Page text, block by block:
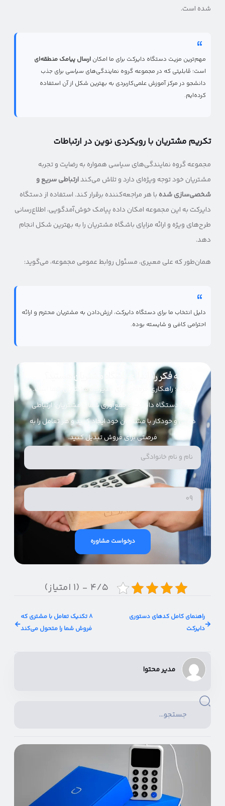
شده است.
مهم‌ترین مزیت دستگاه دایرکت برای ما امکانارسال پیامک منطقه‌ای
است؛ قابلیتی که در مجموعه گروه نمایندگی‌های سیاسی برای جذب
دانشجو در مرکز آموزش علمی‌کاربردی به بهترین شکل از آن استفاده
کرده‌ایم.
تکریم مشتریان با رویکردی نوین در ارتباطات
مجموعه گروه نمایندگی‌های سیاسی همواره به رضایت و تجربه
مشتریان خود توجه ویژه‌ای دارد و تلاش می‌کندارتباطی سریع و
شخصی‌سازی شدهبا هر مراجعه‌کننده برقرار کند. استفاده از دستگاه
دایرکت به این مجموعه امکان داده پیامک خوش‌آمدگویی، اطلاع‌رسانی
طرح‌های ویژه و ارائه مزایای باشگاه مشتریان را به بهترین شکل انجام
دهد.
همان‌طور که علی معیری، مسئول روابط عمومی مجموعه، می‌گوید:
دلیل انتخاب ما برای دستگاه دایرکت، ارزش‌دادن به مشتریان محترم و ارائه
احترامی کافی و شایسته بوده.
به فکر راه‌اندازی باشگاه مشتریان هستید؟
دایرکت؛ راهکاری حرفه‌ای برای مدیریت مشتریان شما است. با
خرید دستگاه دایرکت و جمع‌آوری شماره مشتریان؛ ارتباطی
دائمی و خودکار با مشتریان خود ایجاد کنید و هر تعامل را به
فرصتی برای فروش تبدیل کنید.
درخواست مشاوره
۴/۵ - (۱ امتیاز)
راهنمای کامل کدهای دستوری
دایرکت
۸ تکنیک تعامل با مشتری که
فروش شما را متحول می‌کند
مدیر محتوا